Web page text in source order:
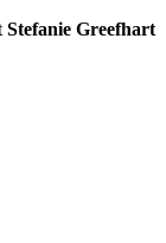
Stefanie Greefhart